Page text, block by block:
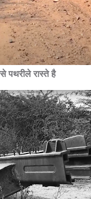
पथरीले रास्ते है